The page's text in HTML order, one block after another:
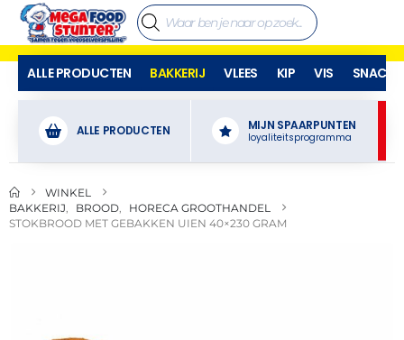
ALLE PRODUCTEN BAKKERIJ VLEES KIP VIS SNACKS
ALLE PRODUCTEN MIJN SPAARPUNTEN
loyaliteitsprogramma
WINKEL
BAKKERIJ
BROOD
HORECA GROOTHANDEL
STOKBROOD MET GEBAKKEN UIEN 40×230 GRAM